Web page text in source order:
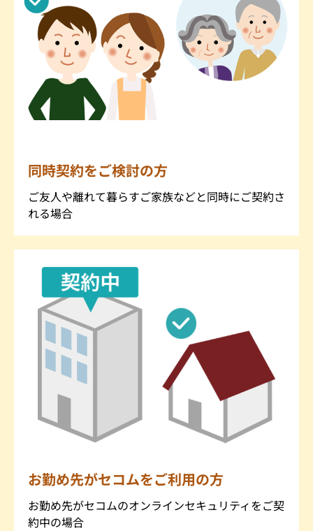
同時契約をご検討の方
ご友人や離れて暮らすご家族などと同時にご契約さ
れる場合
お勤め先がセコムをご利用の方
お勤め先がセコムのオンラインセキュリティをご契
約中の場合